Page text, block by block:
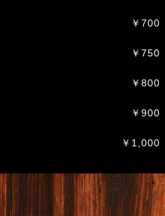
￥700
￥750
￥800
￥900
￥1,000